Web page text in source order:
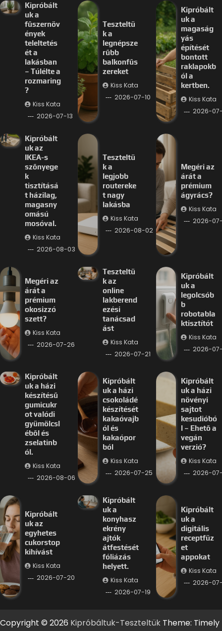
Kipróbált
uk a
fűszernöv
ények
teleltetés
ét a
lakásban
– Túlélte a
rozmaring
?
Kiss Kata
2026-07-13
Teszteltü
k a
legnépsze
rűbb
balkonfűs
zereket
Kiss Kata
2026-07-10
Kipróbált
uk a
magaság
yás
építését
bontott
raklapokb
ól a
kertben.
Kiss Kata
2026-
Kipróbált
uk az
IKEA-s
szőnyege
k
tisztításá
t házilag,
magasny
omású
mosóval.
Kiss Kata
2026-08-03
Teszteltü
k a
legjobb
routereke
t nagy
lakásba
Kiss Kata
2026-08-02
Megéri az
árát a
prémium
ágyrács?
Kiss Kata
2026-
Megéri az
árát a
prémium
okosizzó
szett?
Kiss Kata
2026-07-26
Teszteltü
k az
online
lakberend
ezési
tanácsad
ást
Kiss Kata
2026-07-21
Kipróbált
uk a
legolcsób
b
robotabla
ktisztítót
Kiss Kata
2026-
Kipróbált
uk a házi
készítésű
gumicukr
ot valódi
gyümölcsl
éből és
zselatinb
ól.
Kiss Kata
2026-08-06
Kipróbált
uk a házi
csokoládé
készítését
kakaóvajb
ól és
kakaópor
ból
Kiss Kata
2026-07-25
Kipróbált
uk a házi
növényi
sajtot
kesudióbó
l – Ehető a
vegán
verzió?
Kiss Kata
2026-
Kipróbált
uk az
egyhetes
cukorstop
kihívást
Kiss Kata
2026-07-20
Kipróbált
uk a
konyhasz
ekrény
ajtók
átfestését
fóliázás
helyett.
Kiss Kata
2026-07-19
Kipróbált
uk a
digitális
receptfüz
et
appokat
Kiss Kata
2026-
Copyright © 2026 Kipróbáltuk-Teszteltük Theme: Timely